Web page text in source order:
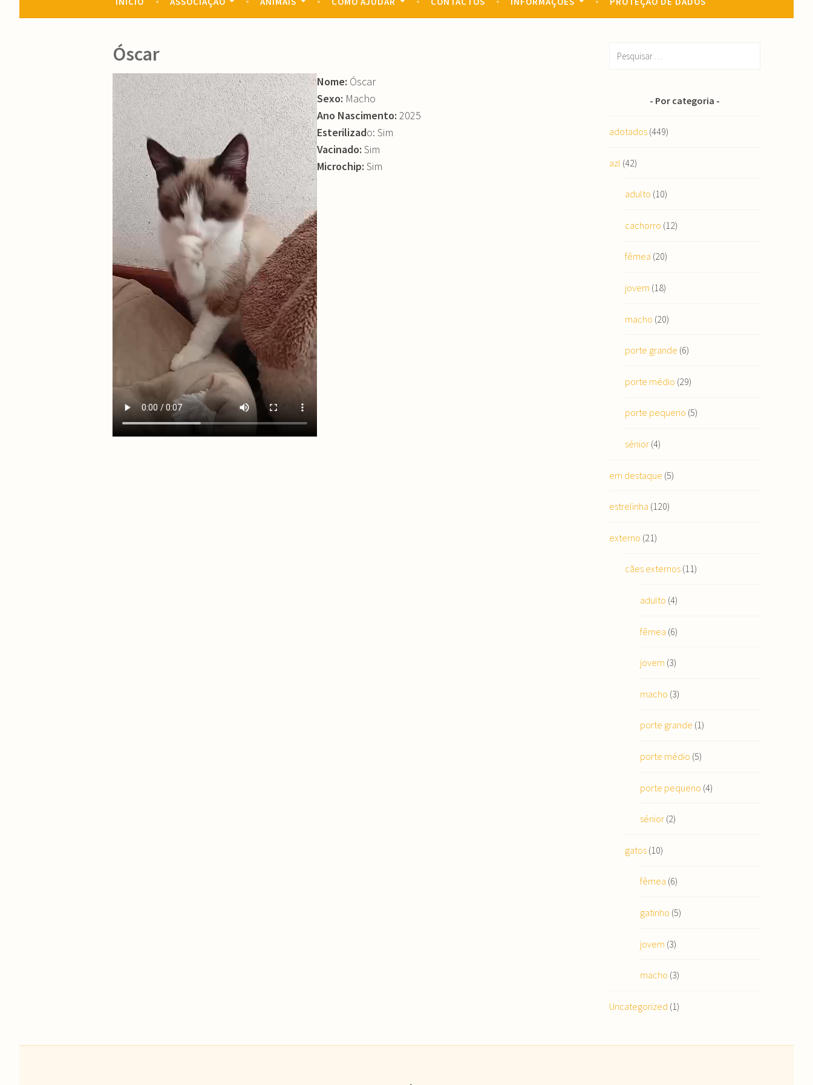
Óscar
Nome: Óscar
Sexo: Macho
Ano Nascimento: 2025
Esterilizado: Sim
Vacinado: Sim
Microchip: Sim
Por categoria
adotados (449)
azl (42)
adulto (10)
cachorro (12)
fêmea (20)
jovem (18)
macho (20)
porte grande (6)
porte médio (29)
porte pequeno (5)
sénior(4)
em destaque (5)
estrelinha (120)
externo (21)
cães externos(11)
adulto (4)
fêmea (6)
jovem (3)
macho (3)
porte grande (1)
porte médio (5)
porte pequeno (4)
sénior (2)
gatos(10)
fêmea (6)
gatinho (5)
jovem (3)
macho (3)
Uncategorized (1)